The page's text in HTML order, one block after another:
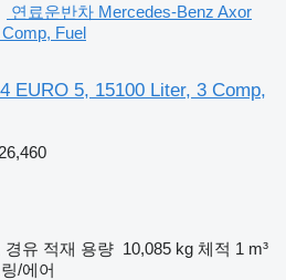
연료운반차 Mercedes-Benz Axor
Fuel
EURO 5, 15100 Liter, 3 Comp,
경유 적재 용량 10,085 kg 체적 1 m³
/에어